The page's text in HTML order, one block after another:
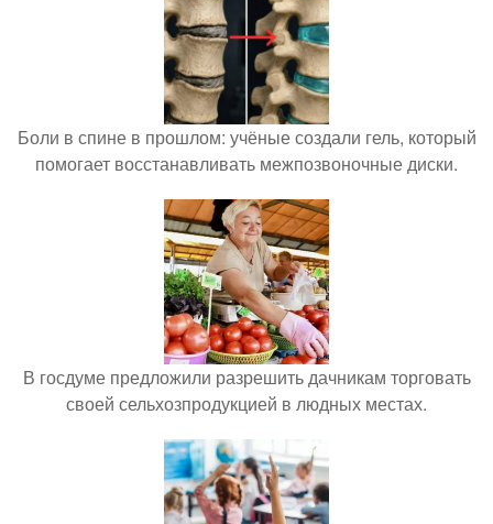
Боли в спине в прошлом: учёные создали гель, который
помогает восстанавливать межпозвоночные диски.
В госдуме предложили разрешить дачникам торговать
своей сельхозпродукцией в людных местах.